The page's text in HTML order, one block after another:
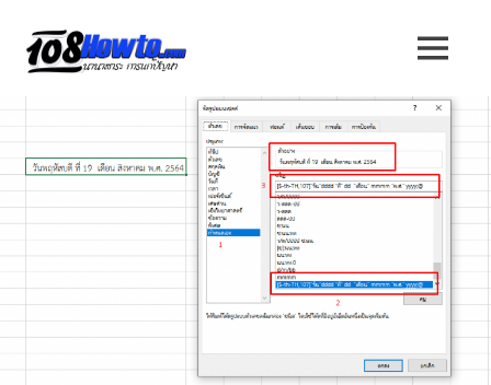
content
HOW
TO
นานา
สาระ
น่า
รู้
วิธี
เกี่ยว
กับ
IT
MENU